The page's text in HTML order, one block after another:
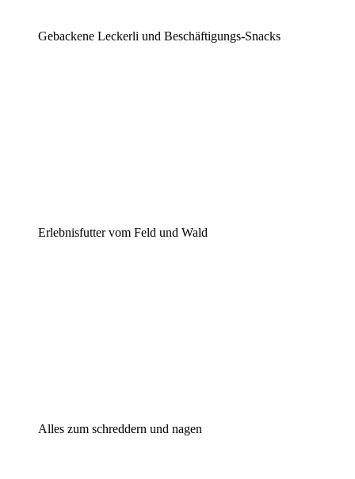
Gebackene Leckerli und Beschäftigungs-Snacks
Erlebnisfutter vom Feld und Wald
Alles zum schreddern und nagen